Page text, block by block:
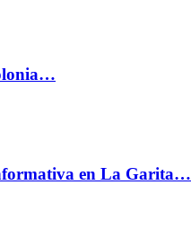
en La Garita…